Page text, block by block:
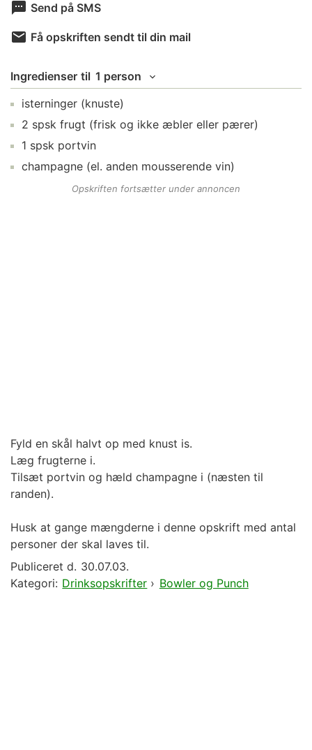
Send på SMS
Få opskriften sendt til din mail
Ingredienser til 1 person
isterninger (knuste)
2 spsk frugt (frisk og ikke æbler eller pærer)
1 spsk portvin
champagne (el. anden mousserende vin)
Opskriften fortsætter under annoncen
Fyld en skål halvt op med knust is.
Læg frugterne i.
Tilsæt portvin og hæld champagne i (næsten til
randen).
Husk at gange mængderne i denne opskrift med antal
personer der skal laves til.
Publiceret d. 30.07.03.
Kategori: Drinksopskrifter › Bowler og Punch